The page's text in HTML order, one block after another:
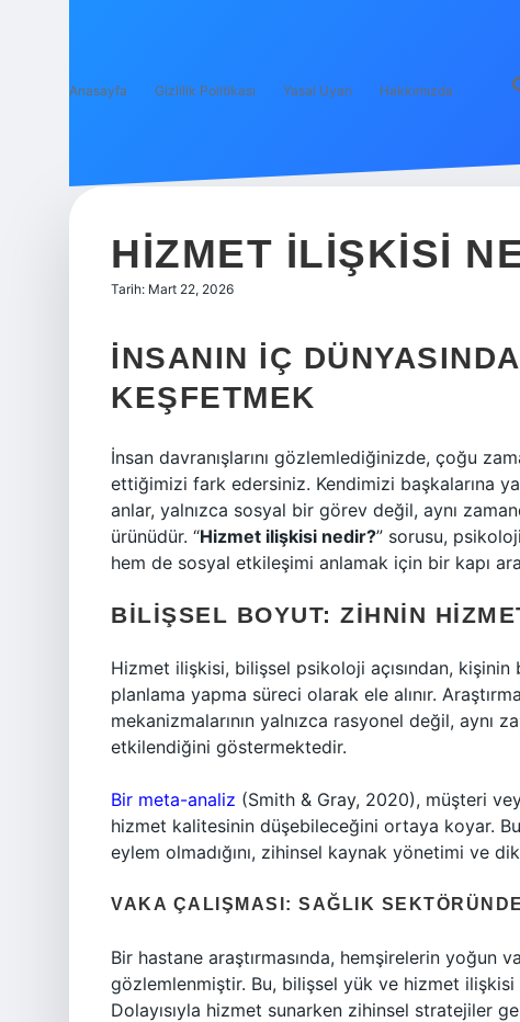
Anasayfa Gizlilik Politikası Yasal Uyarı Hakkımızda
HIZMET ILIŞKISI
Tarih: Mart 22, 2026
İNSANIN İÇ
KEŞFETMEK
İnsan davranışlarını gözlemlediğinizde, çoğu
ettiğimizi fark edersiniz. Kendimizi başkalarına
anlar, yalnızca sosyal bir görev değil, aynı
ürünüdür. “Hizmet ilişkisi nedir?” sorusu,
hem de sosyal etkileşimi anlamak için bir kapı
BILIŞSEL BOYUT: ZIHNIN
Hizmet ilişkisi, bilişsel psikoloji açısından, kişinin
planlama yapma süreci olarak ele alınır.
mekanizmalarının yalnızca rasyonel değil, aynı
etkilendiğini göstermektedir.
Bir meta-analiz (Smith & Gray, 2020), müşteri
hizmet kalitesinin düşebileceğini ortaya koyar.
eylem olmadığını, zihinsel kaynak yönetimi ve
VAKA ÇALIŞMASI: SAĞLIK
Bir hastane araştırmasında, hemşirelerin yoğun
gözlemlenmiştir. Bu, bilişsel yük ve hizmet ilişkisi
Dolayısıyla hizmet sunarken zihinsel stratejiler